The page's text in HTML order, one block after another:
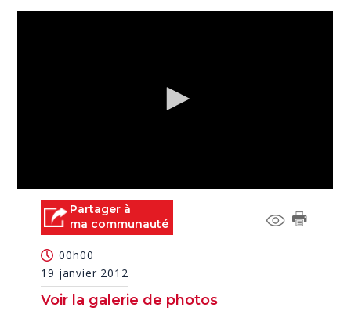
seconds
seconds
Partager à
ma communauté
00h00
19 janvier 2012
Voir la galerie de photos